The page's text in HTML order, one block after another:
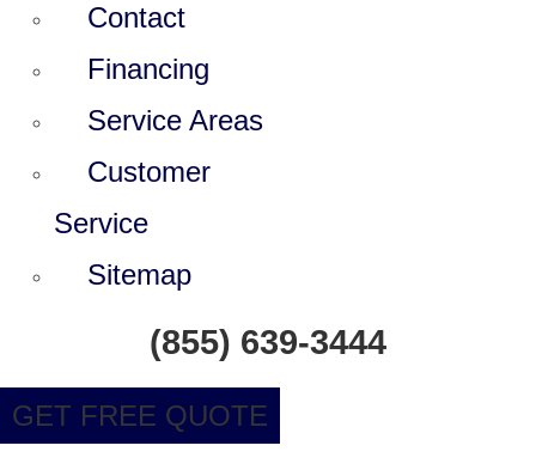
Contact
Financing
Service Areas
Customer
Service
Sitemap
(855) 639-3444
GET FREE QUOTE